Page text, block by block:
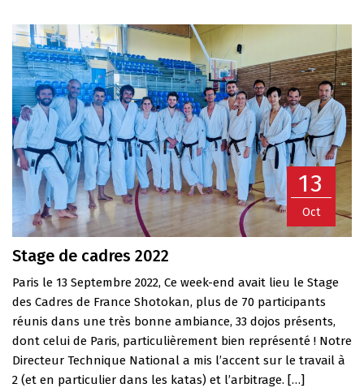
13
Oct
Stage de cadres 2022
Paris le 13 Septembre 2022, Ce week-end avait lieu le Stage
des Cadres de France Shotokan, plus de 70 participants
réunis dans une très bonne ambiance, 33 dojos présents,
dont celui de Paris, particulièrement bien représenté ! Notre
Directeur Technique National a mis l’accent sur le travail à
2 (et en particulier dans les katas) et l’arbitrage. […]